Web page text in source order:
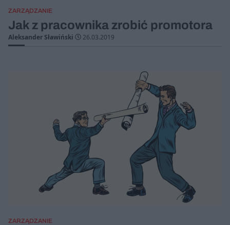
ZARZĄDZANIE
Jak z pracownika zrobić promotora
Aleksander Sławiński 26.03.2019
ZARZĄDZANIE